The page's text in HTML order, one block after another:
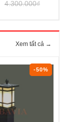
4.300.000₫
Xem tất cả →
-50%